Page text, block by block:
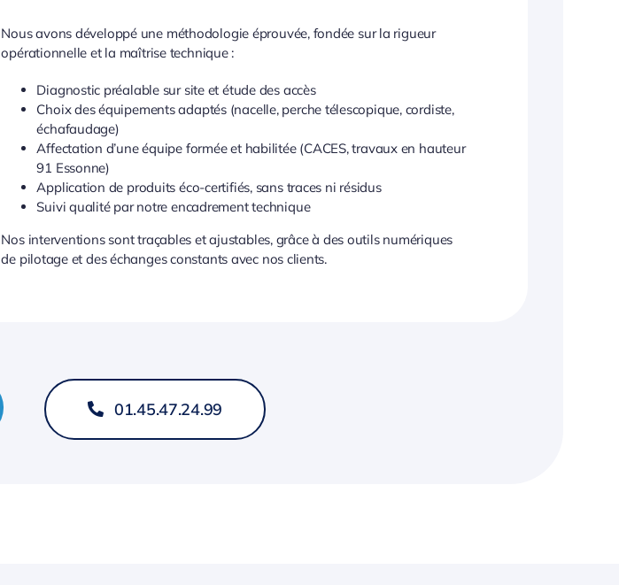
Nous avons développé une méthodologie éprouvée, fondée sur la rigueur
opérationnelle et la maîtrise technique :
Diagnostic préalable sur site et étude des accès
Choix des équipements adaptés (nacelle, perche télescopique, cordiste,
échafaudage)
Affectation d’une équipe formée et habilitée (CACES, travaux en hauteur
91 Essonne)
Application de produits éco-certifiés, sans traces ni résidus
Suivi qualité par notre encadrement technique
Nos interventions sont traçables et ajustables, grâce à des outils numériques
de pilotage et des échanges constants avec nos clients.
01.45.47.24.99